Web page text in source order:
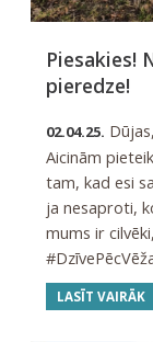
Piesakies!
pieredze!
02.04.25.
Aicinām
tam, kad esi
ja nesaproti,
mums ir
LASĪT VAIRĀK